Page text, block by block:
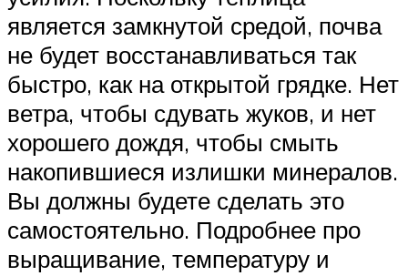
является замкнутой средой, почва
не будет восстанавливаться так
быстро, как на открытой грядке. Нет
ветра, чтобы сдувать жуков, и нет
хорошего дождя, чтобы смыть
накопившиеся излишки минералов.
Вы должны будете сделать это
самостоятельно. Подробнее про
выращивание, температуру и